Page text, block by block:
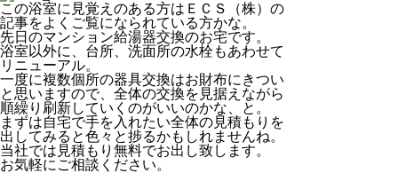
この浴室に見覚えのある方はＥＣＳ（株）の
記事をよくご覧になられている方かな。
先日のマンション給湯器交換のお宅です。
浴室以外に、台所、洗面所の水栓もあわせて
リニューアル。
一度に複数個所の器具交換はお財布にきつい
と思いますので、全体の交換を見据えながら
順繰り刷新していくのがいいのかな、と。
まずは自宅で手を入れたい全体の見積もりを
出してみると色々と捗るかもしれませんね。
当社では見積もり無料でお出し致します。
お気軽にご相談ください。